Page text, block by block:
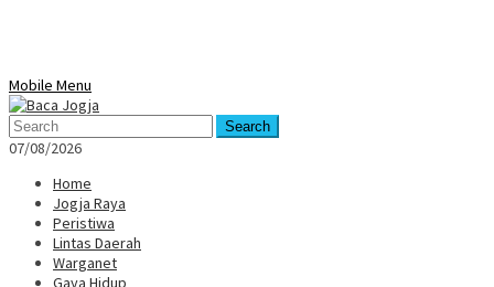
Mobile Menu
Search
07/08/2026
Home
Jogja Raya
Peristiwa
Lintas Daerah
Warganet
Gaya Hidup